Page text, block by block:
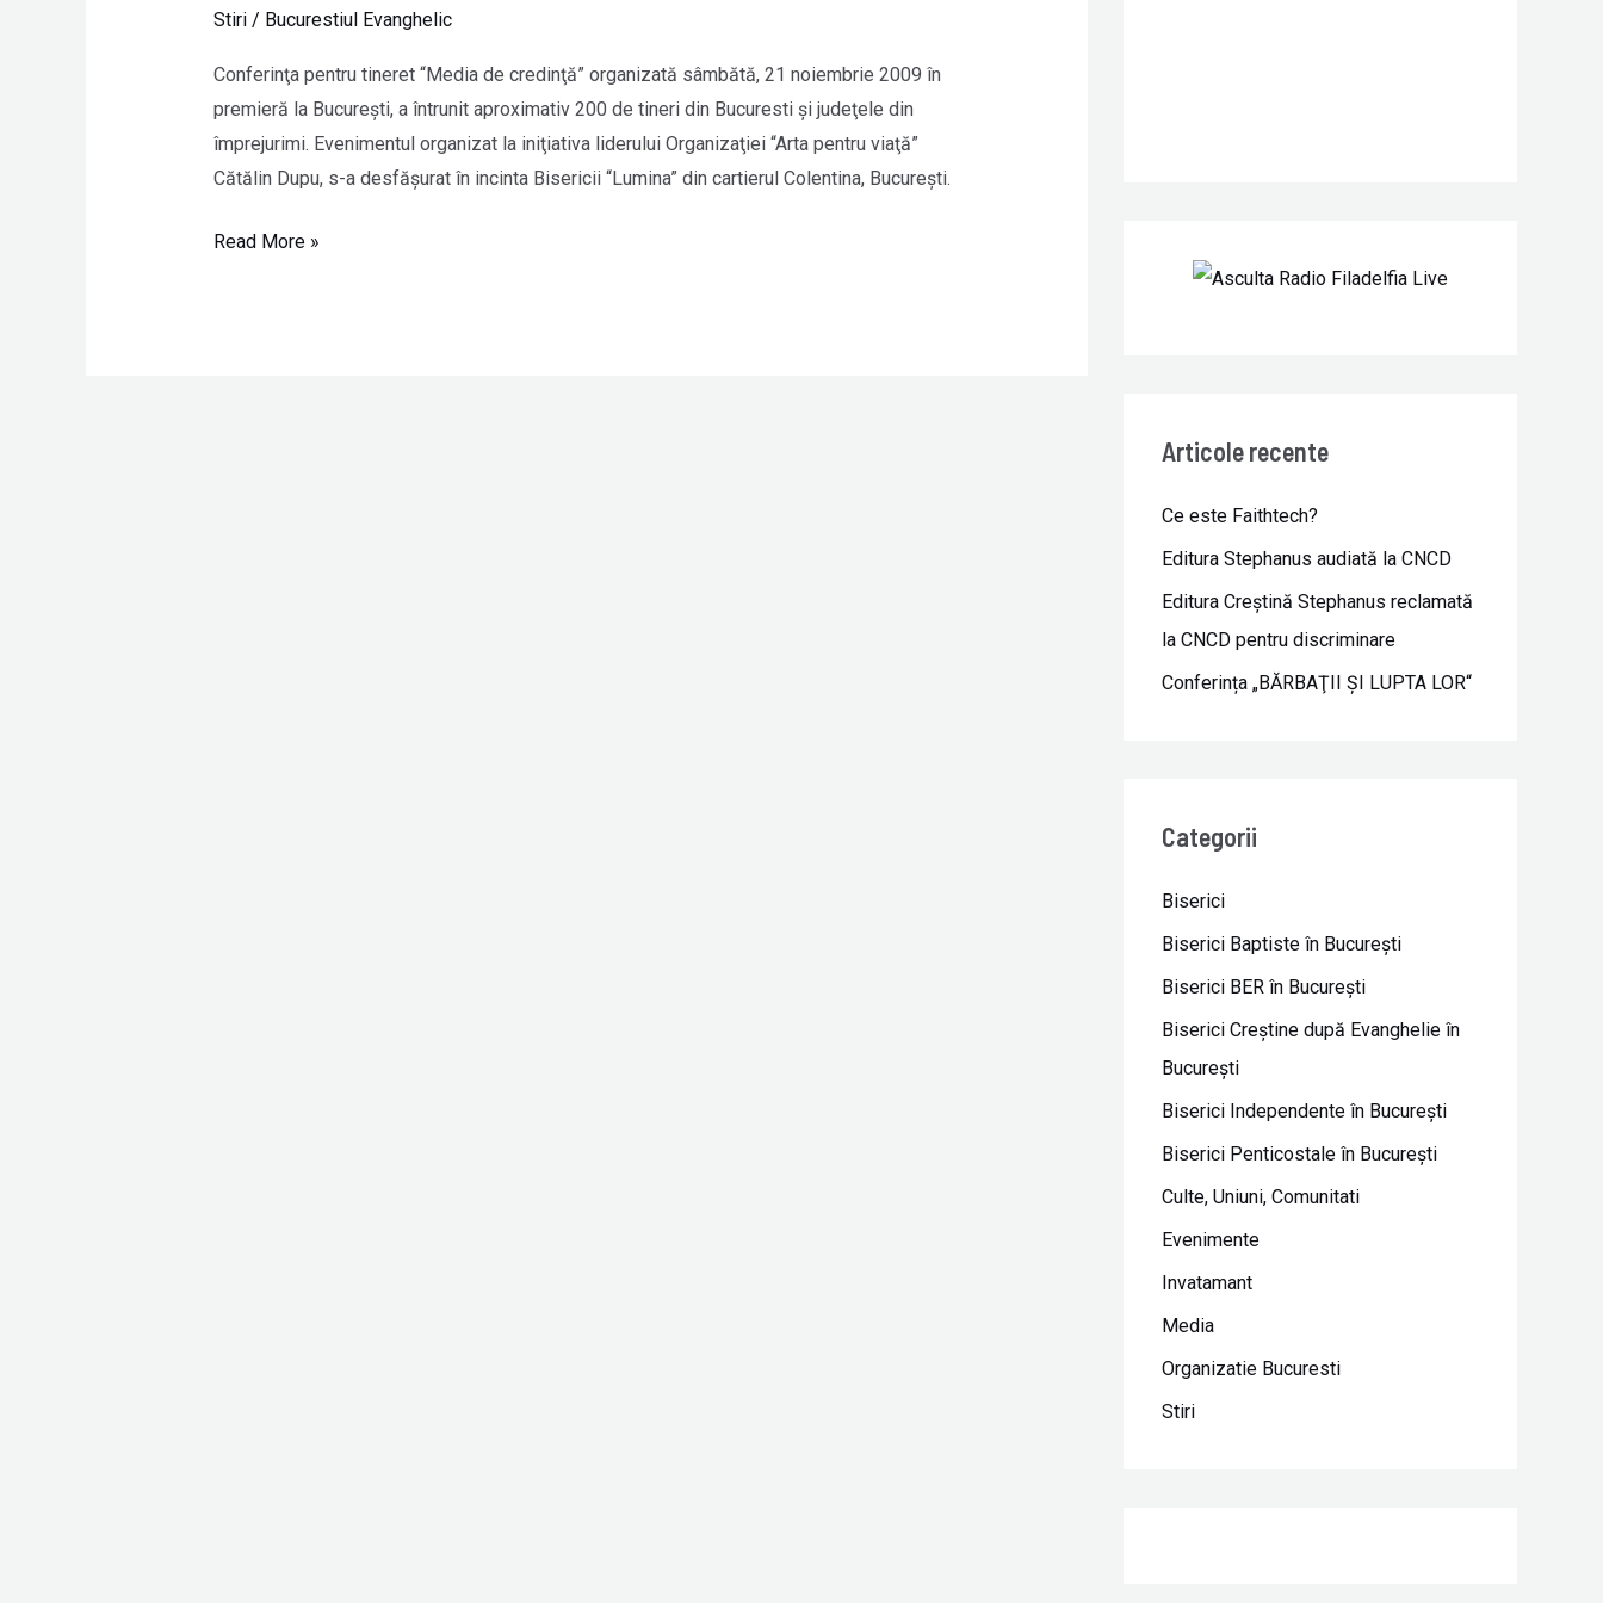
Stiri/ Bucurestiul Evanghelic
Conferinţa pentru tineret “Media de credinţă” organizată sâmbătă, 21 noiembrie 2009 în
premieră la Bucureşti, a întrunit aproximativ 200 de tineri din Bucuresti şi judeţele din
împrejurimi. Evenimentul organizat la iniţiativa liderului Organizaţiei “Arta pentru viaţă”
Cătălin Dupu, s-a desfăşurat în incinta Bisericii “Lumina” din cartierul Colentina, Bucureşti.
credinta,
Bucuresti
Read More »
Articole recente
Ce este Faithtech?
Editura Stephanus audiată la CNCD
Editura Creștină Stephanus reclamată
la CNCD pentru discriminare
Conferința „BĂRBAŢII ŞI LUPTA LOR“
Categorii
Biserici
Biserici Baptiste în Bucureşti
Biserici BER în Bucureşti
Biserici Creştine după Evanghelie în
Bucureşti
Biserici Independente în Bucureşti
Biserici Penticostale în Bucureşti
Culte, Uniuni, Comunitati
Evenimente
Invatamant
Media
Organizatie Bucuresti
Stiri